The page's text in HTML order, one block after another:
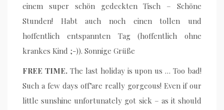
einem super schön gedeckten Tisch – Schöne
Stunden! Habt auch noch einen tollen und
hoffentlich entspannten Tag (hoffentlich ohne
krankes Kind ;-)). Sonnige Grüße
FREE TIME.The last holiday is upon us … Too bad!
Such a few days off’are really gorgeous! Even if our
little sunshine unfortunately got sick – as it should